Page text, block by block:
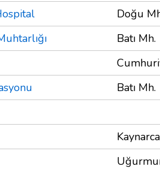
Doğu
Batı Mh.
Batı Mh.